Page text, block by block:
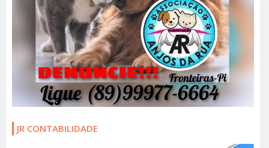
JR CONTABILIDADE